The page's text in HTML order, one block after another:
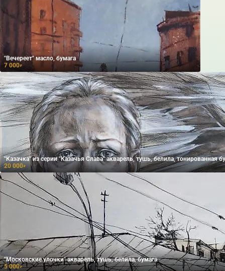
"Вечереет" масло, бумага
7 000₽
"Казачка" из серии "Казачья Слава" акварель, тушь, белила, тонированная
20 000₽
"Московские улочки" акварель, тушь, белила, бумага
5 000₽